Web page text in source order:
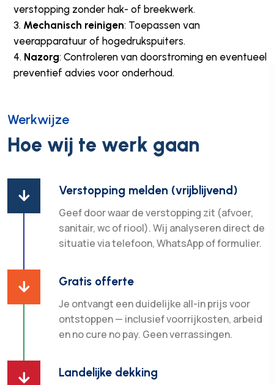
verstopping zonder hak- of breekwerk.
Mechanisch reinigen: Toepassen van
veerapparatuur of hogedrukspuiters.
Nazorg: Controleren van doorstroming en eventueel
preventief advies voor onderhoud.
Werkwijze
Hoe wij te werk gaan
 Verstopping melden (vrijblijvend)
Geef door waar de verstopping zit (afvoer,
sanitair, wc of riool). Wij analyseren direct de
situatie via telefoon, WhatsApp of formulier.
 Gratis offerte
Je ontvangt een duidelijke all-in prijs voor
ontstoppen — inclusief voorrijkosten, arbeid
en no cure no pay. Geen verrassingen.
 Landelijke dekking